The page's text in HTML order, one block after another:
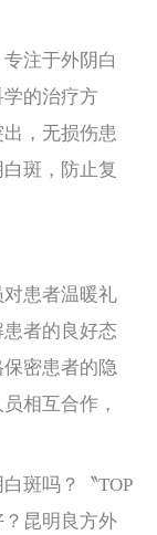
注于外阴白
的治疗方
，无损伤患
斑，防止复
患者温暖礼
者的良好态
密患者的隐
相互合作，
斑吗？〝TOP
昆明良方外